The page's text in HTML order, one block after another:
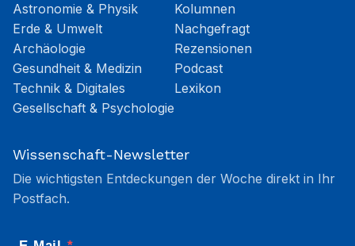
Astronomie & Physik
Erde & Umwelt
Archäologie
Gesundheit & Medizin
Technik & Digitales
Gesellschaft & Psychologie
Kolumnen
Nachgefragt
Rezensionen
Podcast
Lexikon
Wissenschaft-Newsletter
Die wichtigsten Entdeckungen der Woche direkt in Ihr
Postfach.